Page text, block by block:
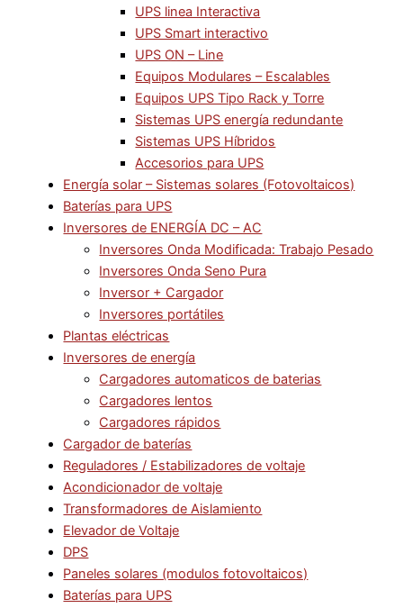
UPS linea Interactiva
UPS Smart interactivo
UPS ON – Line
Equipos Modulares – Escalables
Equipos UPS Tipo Rack y Torre
Sistemas UPS energía redundante
Sistemas UPS Híbridos
Accesorios para UPS
Energía solar – Sistemas solares (Fotovoltaicos)
Baterías para UPS
Inversores de ENERGÍA DC – AC
Inversores Onda Modificada: Trabajo Pesado
Inversores Onda Seno Pura
Inversor + Cargador
Inversores portátiles
Plantas eléctricas
Inversores de energía
Cargadores automaticos de baterias
Cargadores lentos
Cargadores rápidos
Cargador de baterías
Reguladores / Estabilizadores de voltaje
Acondicionador de voltaje
Transformadores de Aislamiento
Elevador de Voltaje
DPS
Paneles solares (modulos fotovoltaicos)
Baterías para UPS